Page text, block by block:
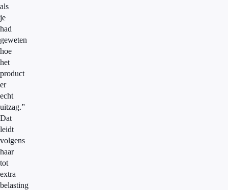
als
je
had
geweten
hoe
het
product
er
echt
uitzag.”
Dat
leidt
volgens
haar
tot
extra
belasting